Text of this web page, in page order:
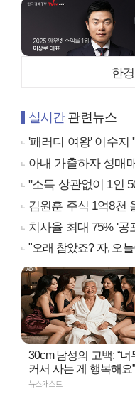
한
실시간관련뉴스
'패러디 여왕' 이수지
아내 가출하자 성매
"소득 상관없이 1인
김원훈 주식 1억8천
치사율 최대 75% '
"오래 참았죠? 자, 오
30cm 남성의 고백: “너
커서 사는 게 행복해요”
뉴스캐스트